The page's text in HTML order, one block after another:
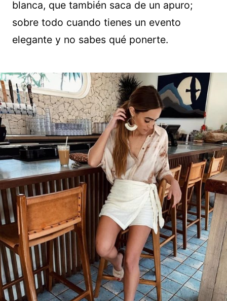
blanca, que también saca de un apuro;
sobre todo cuando tienes un evento
elegante y no sabes qué ponerte.